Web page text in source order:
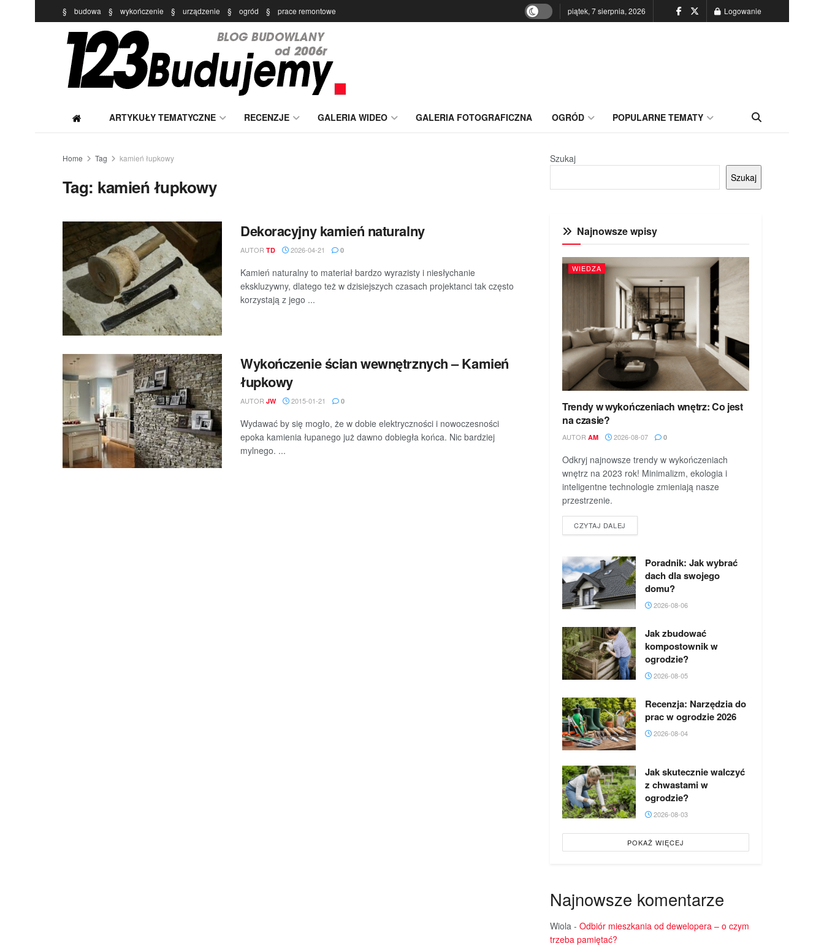
§ budowa § wykończenie § urządzenie § ogród § prace remontowe piątek, 7 sierpnia, 2026 Logowanie
ARTYKUŁY TEMATYCZNE RECENZJE GALERIA WIDEO GALERIA FOTOGRAFICZNA OGRÓD POPULARNE TEMATY
Home Tag kamień łupkowy
Tag: kamień łupkowy
Dekoracyjny kamień naturalny
AUTOR TD 2026-04-21 0
Kamień naturalny to materiał bardzo wyrazisty i niesłychanie
ekskluzywny, dlatego też w dzisiejszych czasach projektanci tak często
korzystają z jego ...
Wykończenie ścian wewnętrznych – Kamień
łupkowy
AUTOR JW 2015-01-21 0
Wydawać by się mogło, że w dobie elektryczności i nowoczesności
epoka kamienia łupanego już dawno dobiegła końca. Nic bardziej
mylnego. ...
Szukaj
Szukaj
Najnowsze wpisy
WIEDZA
Trendy w wykończeniach wnętrz: Co jest
na czasie?
AUTOR AM 2026-08-07 0
Odkryj najnowsze trendy w wykończeniach
wnętrz na 2023 rok! Minimalizm, ekologia i
inteligentne technologie zmieniają nasze
przestrzenie.
CZYTAJ DALEJ
Poradnik: Jak wybrać
dach dla swojego
domu?
2026-08-06
Jak zbudować
kompostownik w
ogrodzie?
2026-08-05
Recenzja: Narzędzia do
prac w ogrodzie 2026
2026-08-04
Jak skutecznie walczyć
z chwastami w
ogrodzie?
2026-08-03
POKAŻ WIĘCEJ
Najnowsze komentarze
Wiola - Odbiór mieszkania od dewelopera – o czym
trzeba pamiętać?